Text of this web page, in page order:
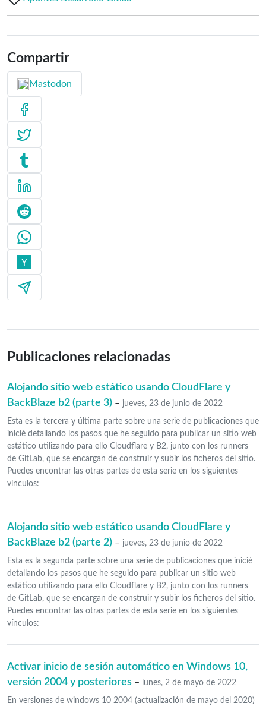
Compartir
Mastodon
Publicaciones relacionadas
Alojando sitio web estático usando CloudFlare y
BackBlaze b2 (parte 3) – jueves, 23 de junio de 2022
Esta es la tercera y última parte sobre una serie de publicaciones que
inicié detallando los pasos que he seguido para publicar un sitio web
estático utilizando para ello Cloudflare y B2, junto con los runners
de GitLab, que se encargan de construir y subir los ficheros del sitio.
Puedes encontrar las otras partes de esta serie en los siguientes
vínculos:
Alojando sitio web estático usando CloudFlare y
BackBlaze b2 (parte 2) – jueves, 23 de junio de 2022
Esta es la segunda parte sobre una serie de publicaciones que inicié
detallando los pasos que he seguido para publicar un sitio web
estático utilizando para ello Cloudflare y B2, junto con los runners
de GitLab, que se encargan de construir y subir los ficheros del sitio.
Puedes encontrar las otras partes de esta serie en los siguientes
vínculos:
Activar inicio de sesión automático en Windows 10,
versión 2004 y posteriores – lunes, 2 de mayo de 2022
En versiones de windows 10 2004 (actualización de mayo del 2020)